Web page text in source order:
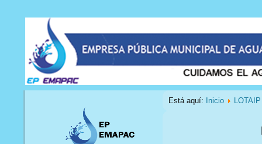
Está aquí: Inicio LOTAIP